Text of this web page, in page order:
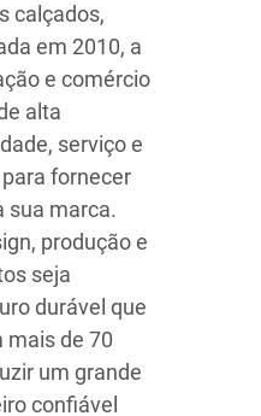
calçados,
em 2010, a
e comércio
alta
serviço e
fornecer
sua marca.
produção e
seja
durável que
mais de 70
um grande
confiável